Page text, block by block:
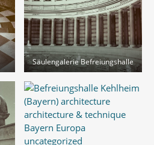
Säulengalerie Befreiungshalle